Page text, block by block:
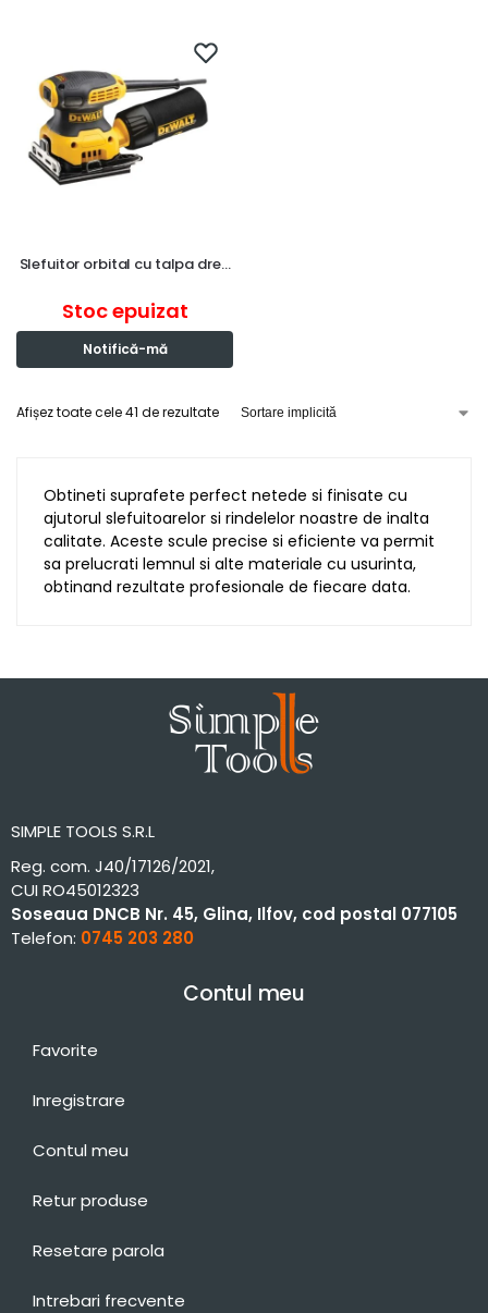
Slefuitor orbital cu talpa dre…
Stoc epuizat
Notifică-mă
Afișez toate cele 41 de rezultate
Obtineti suprafete perfect netede si finisate cu
ajutorul slefuitoarelor si rindelelor noastre de inalta
calitate. Aceste scule precise si eficiente va permit
sa prelucrati lemnul si alte materiale cu usurinta,
obtinand rezultate profesionale de fiecare data.
SIMPLE TOOLS S.R.L
Reg. com. J40/17126/2021,
CUI RO45012323
Soseaua DNCB Nr. 45, Glina, Ilfov, cod postal 077105
Telefon: 0745 203 280
Contul meu
Favorite
Inregistrare
Contul meu
Retur produse
Resetare parola
Intrebari frecvente